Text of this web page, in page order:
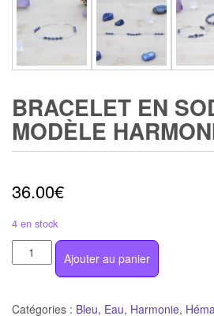
BRACELET EN
MODÈLE
36.00€
4 en stock
quantité
de
en
Ajouter au panier
Catégories : Bleu, Eau, Harmonie,